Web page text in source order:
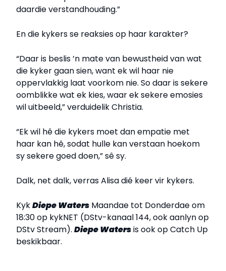
daardie verstandhouding.”
En die kykers se reaksies op haar karakter?
“Daar is beslis ’n mate van bewustheid van wat
die kyker gaan sien, want ek wil haar nie
oppervlakkig laat voorkom nie. So daar is sekere
oomblikke wat ek kies, waar ek sekere emosies
wil uitbeeld,” verduidelik Christia.
“Ek wil hê die kykers moet dan empatie met
haar kan hê, sodat hulle kan verstaan hoekom
sy sekere goed doen,” sê sy.
Dalk, net dalk, verras Alisa dié keer vir kykers.
KykDiepe Waters Maandae tot Donderdae om
18:30 op kykNET (DStv-kanaal 144, ook aanlyn op
DStv Stream). Diepe Watersis ook op Catch Up
beskikbaar.